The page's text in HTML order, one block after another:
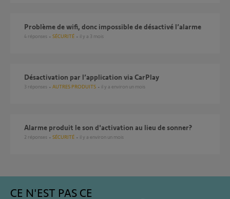
Problème de wifi, donc impossible de désactivé l’alarme
4 réponses SÉCURITÉ il y a 3 mois
Désactivation par l’application via CarPlay
3 réponses AUTRES PRODUITS il y a environ un mois
Alarme produit le son d'activation au lieu de sonner?
2 réponses SÉCURITÉ il y a environ un mois
CE N'EST PAS CE